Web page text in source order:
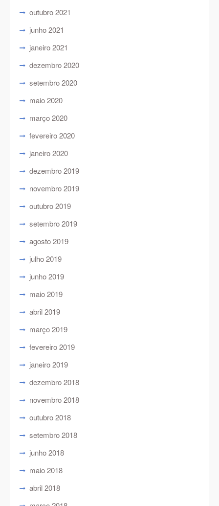
outubro 2021
junho 2021
janeiro 2021
dezembro 2020
setembro 2020
maio 2020
março 2020
fevereiro 2020
janeiro 2020
dezembro 2019
novembro 2019
outubro 2019
setembro 2019
agosto 2019
julho 2019
junho 2019
maio 2019
abril 2019
março 2019
fevereiro 2019
janeiro 2019
dezembro 2018
novembro 2018
outubro 2018
setembro 2018
junho 2018
maio 2018
abril 2018